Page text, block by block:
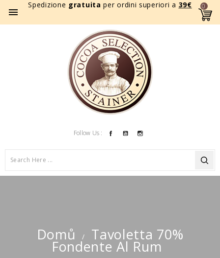
Spedizione gratuita per ordini superiori a 39€

0
Follow Us : FacebookYouTube
Domů Tavoletta 70%
Fondente Al Rum